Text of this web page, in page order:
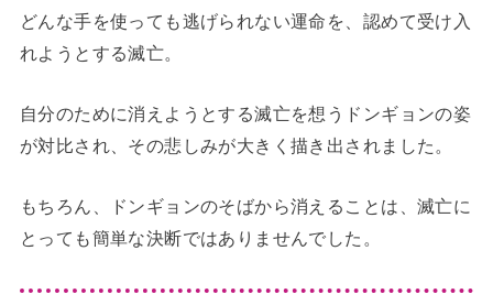
どんな手を使っても逃げられない運命を、認めて受け入
れようとする滅亡。
自分のために消えようとする滅亡を想うドンギョンの姿
が対比され、その悲しみが大きく描き出されました。
もちろん、ドンギョンのそばから消えることは、滅亡に
とっても簡単な決断ではありませんでした。